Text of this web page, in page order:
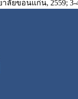
ยขอนแก่น, 2559; 3-